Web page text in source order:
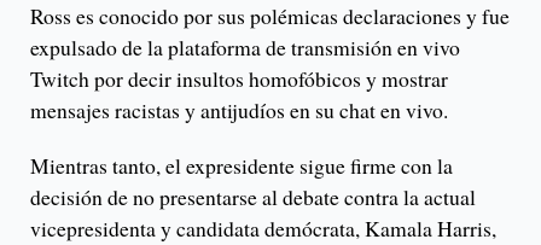
Ross es conocido por sus polémicas declaraciones y fue
expulsado de la plataforma de transmisión en vivo
Twitch por decir insultos homofóbicos y mostrar
mensajes racistas y antijudíos en su chat en vivo.
Mientras tanto, el expresidente sigue firme con la
decisión de no presentarse al debate contra la actual
vicepresidenta y candidata demócrata, Kamala Harris,